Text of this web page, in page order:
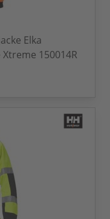
Elka
150014R